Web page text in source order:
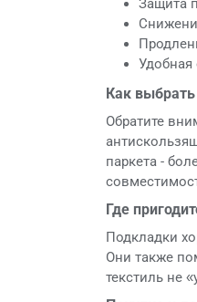
Защита
Как
Обратите
паркета -
Где
Подкладки
Они также
текстиль не